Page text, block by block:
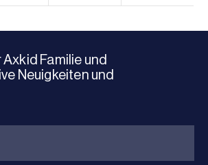
Familie und
Neuigkeiten und